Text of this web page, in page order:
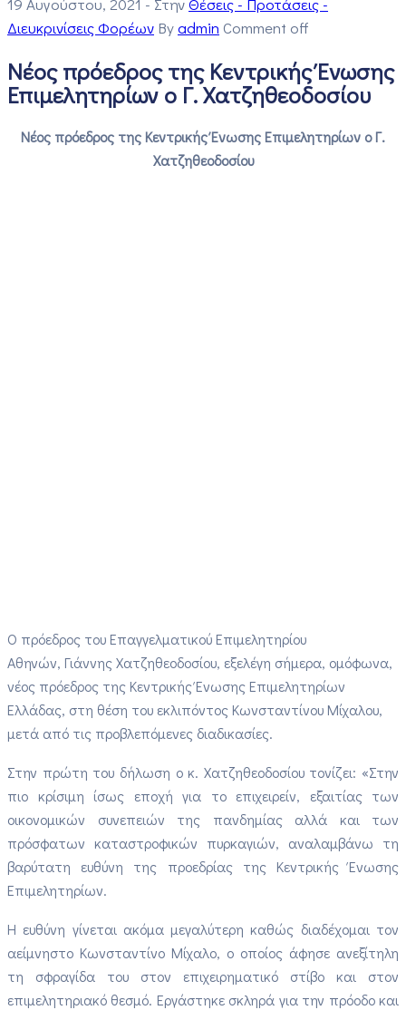
Διευκρινίσεις Φορέων Byadmin Comment off
Νέος πρόεδρος της Κεντρικής Ένωσης
Επιμελητηρίων ο Γ. Χατζηθεοδοσίου
Νέος πρόεδρος της Κεντρικής Ένωσης Επιμελητηρίων ο Γ.
Χατζηθεοδοσίου
Ο πρόεδρος του Επαγγελματικού Επιμελητηρίου
Αθηνών, Γιάννης Χατζηθεοδοσίου, εξελέγη σήμερα, ομόφωνα,
νέος πρόεδρος της Κεντρικής Ένωσης Επιμελητηρίων
Ελλάδας, στη θέση του εκλιπόντος Κωνσταντίνου Μίχαλου,
μετά από τις προβλεπόμενες διαδικασίες.
Στην πρώτη του δήλωση ο κ. Χατζηθεοδοσίου τονίζει: «Στην
πιο κρίσιμη ίσως εποχή για το επιχειρείν, εξαιτίας των
οικονομικών συνεπειών της πανδημίας αλλά και των
πρόσφατων καταστροφικών πυρκαγιών, αναλαμβάνω τη
βαρύτατη ευθύνη της προεδρίας της Κεντρικής Ένωσης
Επιμελητηρίων.
Η ευθύνη γίνεται ακόμα μεγαλύτερη καθώς διαδέχομαι τον
αείμνηστο Κωνσταντίνο Μίχαλο, ο οποίος άφησε ανεξίτηλη
τη σφραγίδα του στον επιχειρηματικό στίβο και στον
επιμελητηριακό θεσμό. Εργάστηκε σκληρά για την πρόοδο και